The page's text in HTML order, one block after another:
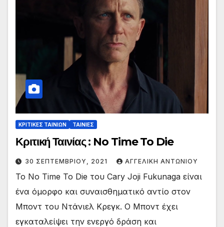
ΚΡΙΤΙΚΕΣ ΤΑΙΝΙΩΝ ΤΑΙΝΙΕΣ
Κριτική Ταινίας : No Time To Die
30 ΣΕΠΤΕΜΒΡΊΟΥ, 2021 ΑΓΓΕΛΙΚΉ ΑΝΤΩΝΊΟΥ
Το No Time To Die του Cary Joji Fukunaga είναι
ένα όμορφο και συναισθηματικό αντίο στον
Μποντ του Ντάνιελ Κρεγκ. Ο Μποντ έχει
εγκαταλείψει την ενεργό δράση και